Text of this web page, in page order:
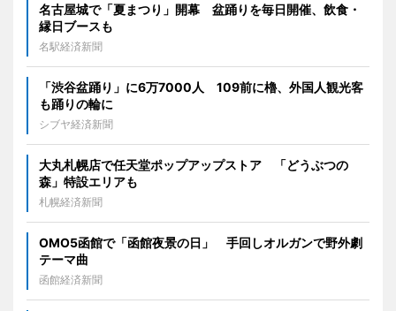
名古屋城で「夏まつり」開幕 盆踊りを毎日開催、飲食・
縁日ブースも
名駅経済新聞
「渋谷盆踊り」に6万7000人 109前に櫓、外国人観光客
も踊りの輪に
シブヤ経済新聞
大丸札幌店で任天堂ポップアップストア 「どうぶつの
森」特設エリアも
札幌経済新聞
OMO5函館で「函館夜景の日」 手回しオルガンで野外劇
テーマ曲
函館経済新聞